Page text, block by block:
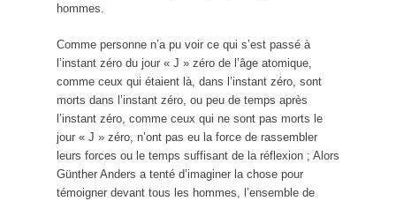
hommes.
Comme personne n’a pu voir ce qui s’est passé à
l’instant zéro du jour « J » zéro de l’âge atomique,
comme ceux qui étaient là, dans l’instant zéro, sont
morts dans l’instant zéro, ou peu de temps après
l’instant zéro, comme ceux qui ne sont pas morts le
jour « J » zéro, n’ont pas eu la force de rassembler
leurs forces ou le temps suffisant de la réflexion ; Alors
Günther Anders a tenté d’imaginer la chose pour
témoigner devant tous les hommes, l’ensemble de